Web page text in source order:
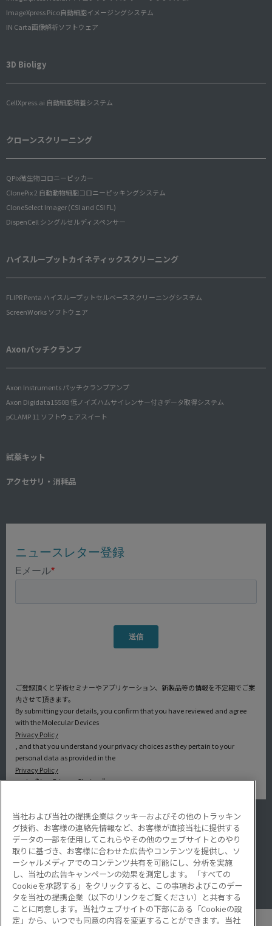
ImageXpress Pico自動細胞イメージングシステム
IN Carta画像解析ソフトウェア
3D Bioligy
CellXpress.ai 自動細胞培養システム
クローンスクリーニング
QPix微生物コロニーピッカー
ClonePix 2 自動動物細胞コロニーピッキングシステム
CloneSelect Imager (CSI and CSI FL)
DispenCell シングルセルディスペンサー
ハイスループットカイネティックスクリーニング
FLIPR Penta ハイスループットセルベーススクリーニングシステム
ScreenWorks ソフトウェア
Axonパッチクランプ
Axon Instruments パッチクランプアンプ
Axon Digidata1550B 低ノイズハムサイレンサー付きデータ取得システム
pCLAMP 11 ソフトウェアスイート
試薬キット
アクセサリ・消耗品
ご登録頂くと学術セミナーやアプリケーション、新製品等の情報を不定期でご案
内させて頂きます。
By submitting your details, you confirm that you have reviewed and agree
with the Molecular Devices
Privacy Policy
, and that you understand your privacy choices as they pertain to your
personal data as provided in the
Privacy Policy
under “Your Privacy Choices”.
アプリケーション
サービス・サポート
導入事例
Lab Note
アプリケーションノート
Resource Hub
Video Gallery
当社および当社の提携企業はクッキーおよびその他のトラッキン
グ技術、お客様の連絡先情報など、お客様が直接当社に提供する
データの一部を使用してこれらやその他のウェブサイトとのやり
取りに基づき、お客様に合わせた広告やコンテンツを提供し、ソ
ーシャルメディアでのコンテンツ共有を可能にし、分析を実施
し、当社の広告キャンペーンの効果を測定します。「すべての
Cookieを承認する」をクリックすると、この事項およびこのデー
タを当社の提携企業（以下のリンクをご覧ください）と共有する
ことに同意します。当社ウェブサイトの下部にある「Cookieの設
定」から、いつでも同意の内容を変更することができます。当社